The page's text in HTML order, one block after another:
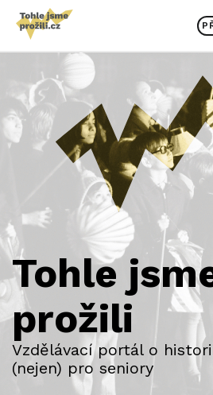
Tohle
prožili
Vzdělávací portál o
(nejen) pro seniory